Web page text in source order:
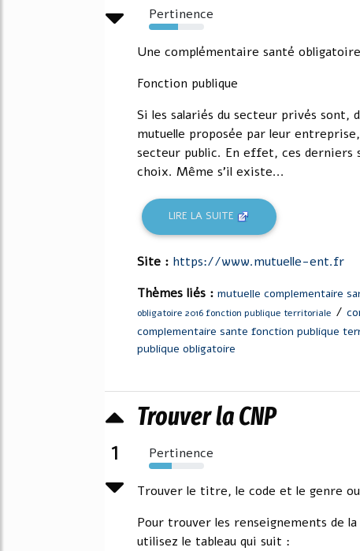
Pertinence
53%
Une complémentaire santé
Fonction publique
Si les salariés du secteur privés sont,
mutuelle proposée par leur
secteur public. En effet, ces derniers
choix. Même s'il existe...
LIRE LA SUITE
Site : https://www.mutuelle-ent.fr
Thèmes liés : mutuelle complementaire
obligatoire 2016 fonction publique territoriale /
complementaire sante fonction publique
publique obligatoire
1
Trouver la CNP
Pertinence
41%
Trouver le titre, le code et le genre
Pour trouver les renseignements de
utilisez le tableau qui suit :